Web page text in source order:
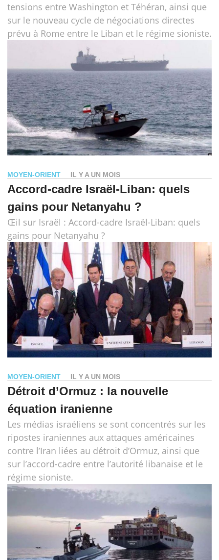
tensions entre Washington et Téhéran, ainsi que
sur le nouveau cycle de négociations directes
prévu à Rome entre le Liban et le régime sioniste.
MOYEN-ORIENT IL Y A UN MOIS
Accord-cadre Israël-Liban: quels
gains pour Netanyahu ?
Œil sur Israël : Accord-cadre Israël-Liban: quels
gains pour Netanyahu ?
MOYEN-ORIENT IL Y A UN MOIS
Détroit d’Ormuz : la nouvelle
équation iranienne
Les médias israéliens se sont concentrés sur les
ripostes iraniennes aux attaques américaines
contre l’Iran liées au détroit d’Ormuz, ainsi que
sur l’accord-cadre entre l’autorité libanaise et le
régime sioniste.